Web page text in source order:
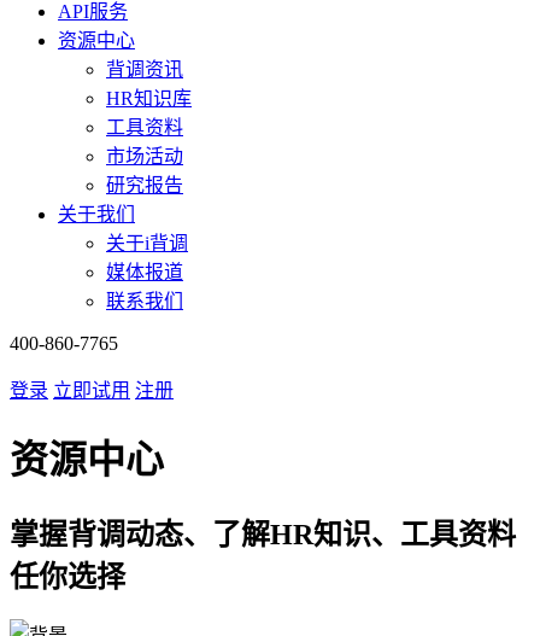
API服务
资源中心
背调资讯
HR知识库
工具资料
市场活动
研究报告
关于我们
关于i背调
媒体报道
联系我们
400-860-7765
登录 立即试用 注册
资源中心
掌握背调动态、了解HR知识、工具资料
任你选择